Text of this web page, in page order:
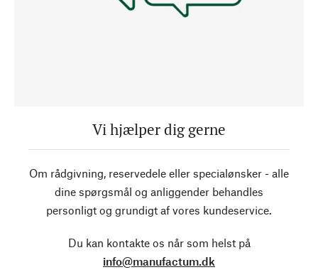
Vi hjælper dig gerne
Om rådgivning, reservedele eller specialønsker - alle
dine spørgsmål og anliggender behandles
personligt og grundigt af vores kundeservice.
Du kan kontakte os når som helst på
info@manufactum.dk